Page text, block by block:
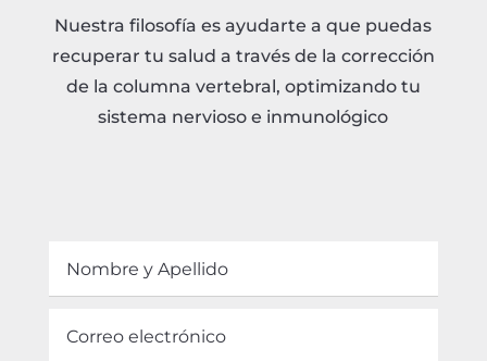
Nuestra filosofía es ayudarte a que puedas
recuperar tu salud a través de la corrección
de la columna vertebral, optimizando tu
sistema nervioso e inmunológico